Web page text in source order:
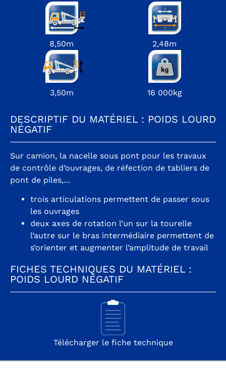
8,50m 2,48m
3,50m 16 000kg
DESCRIPTIF DU MATÉRIEL : POIDS LOURD
NÉGATIF
Sur camion, la nacelle sous pont pour les travaux
de contrôle d’ouvrages, de réfection de tabliers de
pont de piles,…
trois articulations permettent de passer sous
les ouvrages
deux axes de rotation l’un sur la tourelle
l’autre sur le bras intermédiaire permettent de
s’orienter et augmenter l’amplitude de travail
FICHES TECHNIQUES DU MATÉRIEL :
POIDS LOURD NÉGATIF
Télécharger le fiche technique